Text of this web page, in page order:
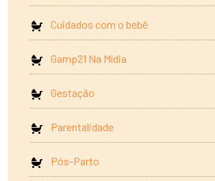
Cuidados com o bebê
Gamp21 Na Mídia
Gestação
Parentalidade
Pós-Parto